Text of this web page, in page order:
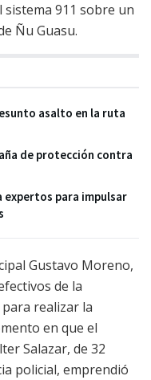
911 sobre un
Ñu Guasu.
asalto en la ruta
de protección contra
expertos para impulsar
Gustavo Moreno,
de la
realizar la
en que el
Salazar, de 32
policial, emprendió